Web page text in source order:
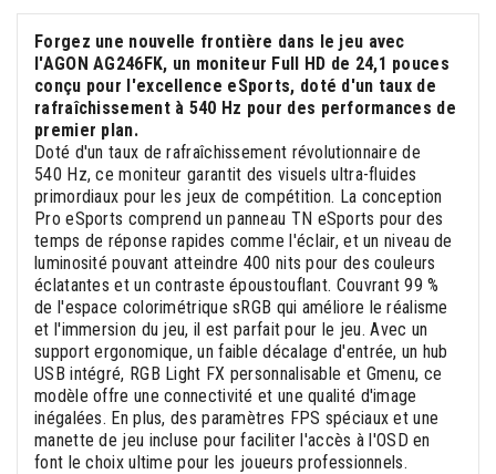
Forgez une nouvelle frontière dans le jeu avec
l'AGON AG246FK, un moniteur Full HD de 24,1 pouces
conçu pour l'excellence eSports, doté d'un taux de
rafraîchissement à 540 Hz pour des performances de
premier plan.
Doté d'un taux de rafraîchissement révolutionnaire de
540 Hz, ce moniteur garantit des visuels ultra-fluides
primordiaux pour les jeux de compétition. La conception
Pro eSports comprend un panneau TN eSports pour des
temps de réponse rapides comme l'éclair, et un niveau de
luminosité pouvant atteindre 400 nits pour des couleurs
éclatantes et un contraste époustouflant. Couvrant 99 %
de l'espace colorimétrique sRGB qui améliore le réalisme
et l'immersion du jeu, il est parfait pour le jeu. Avec un
support ergonomique, un faible décalage d'entrée, un hub
USB intégré, RGB Light FX personnalisable et Gmenu, ce
modèle offre une connectivité et une qualité d'image
inégalées. En plus, des paramètres FPS spéciaux et une
manette de jeu incluse pour faciliter l'accès à l'OSD en
font le choix ultime pour les joueurs professionnels.